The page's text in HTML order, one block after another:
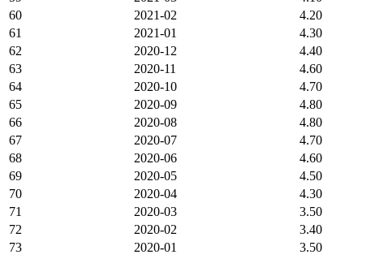
60
2021-02
4.20
61
2021-01
4.30
62
2020-12
4.40
63
2020-11
4.60
64
2020-10
4.70
65
2020-09
4.80
66
2020-08
4.80
67
2020-07
4.70
68
2020-06
4.60
69
2020-05
4.50
70
2020-04
4.30
71
2020-03
3.50
72
2020-02
3.40
73
2020-01
3.50